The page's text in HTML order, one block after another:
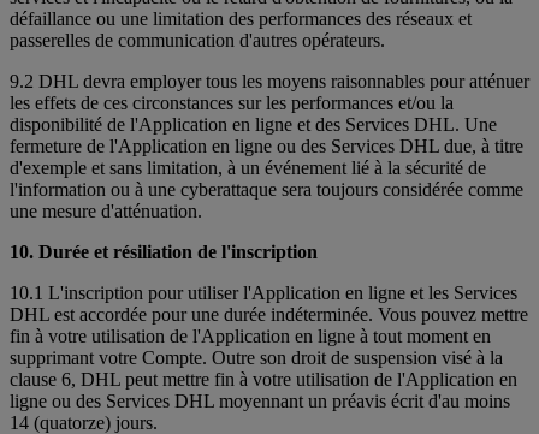
défaillance ou une limitation des performances des réseaux et
passerelles de communication d'autres opérateurs.
9.2 DHL devra employer tous les moyens raisonnables pour atténuer
les effets de ces circonstances sur les performances et/ou la
disponibilité de l'Application en ligne et des Services DHL. Une
fermeture de l'Application en ligne ou des Services DHL due, à titre
d'exemple et sans limitation, à un événement lié à la sécurité de
l'information ou à une cyberattaque sera toujours considérée comme
une mesure d'atténuation.
10. Durée et résiliation de l'inscription
10.1 L'inscription pour utiliser l'Application en ligne et les Services
DHL est accordée pour une durée indéterminée. Vous pouvez mettre
fin à votre utilisation de l'Application en ligne à tout moment en
supprimant votre Compte. Outre son droit de suspension visé à la
clause 6, DHL peut mettre fin à votre utilisation de l'Application en
ligne ou des Services DHL moyennant un préavis écrit d'au moins
14 (quatorze) jours.